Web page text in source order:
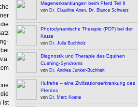
ist
Magenerkrankungen beim Pferd Teil II
von Dr. Claudine Anen, Dr. Bianca Schwarz
Photodynamische Therapie (PDT) bei der
Katze
von Dr. Julia Buchholz
Diagnostik und Therapie des Equinen
Cushing-Syndroms
von Dr. Andrea Junker-Buchheit
Hufrehe – eine Zivilisationserkrankung des
Pferdes
von Dr. Marc Koene